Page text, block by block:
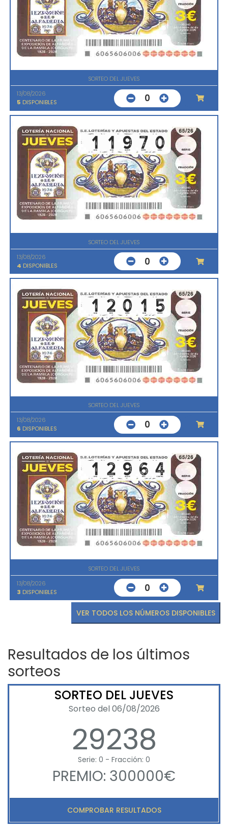
SORTEO DEL JUEVES
13/08/2026
5 DISPONIBLES 0
SORTEO DEL JUEVES
13/08/2026
4 DISPONIBLES 0
SORTEO DEL JUEVES
13/08/2026
6 DISPONIBLES 0
SORTEO DEL JUEVES
13/08/2026
3 DISPONIBLES 0
VER TODOS LOS NÚMEROS DISPONIBLES
Resultados de los últimos
sorteos
SORTEO DEL JUEVES
Sorteo del 06/08/2026
29238
Serie: 0 - Fracción: 0
PREMIO: 300000€
COMPROBAR RESULTADOS